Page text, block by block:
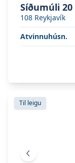
Síðumúli 20
108 Reykjavík
Atvinnuhúsn.
Skoða eignina
Til leigu
Skoða eignina
Fyrri mynd